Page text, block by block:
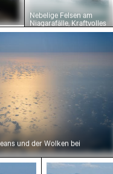
Nebelige Felsen am
Niagarafälle, Kraftvolles
Wasser
des Ozeans und
und der Wolken bei